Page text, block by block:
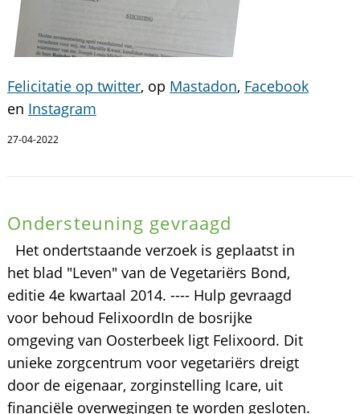
Felicitatie op twitter, op Mastadon, Facebook
en Instagram
27-04-2022
Ondersteuning gevraagd
Het ondertstaande verzoek is geplaatst in
het blad "Leven" van de Vegetariërs Bond,
editie 4e kwartaal 2014. ---- Hulp gevraagd
voor behoud FelixoordIn de bosrijke
omgeving van Oosterbeek ligt Felixoord. Dit
unieke zorgcentrum voor vegetariërs dreigt
door de eigenaar, zorginstelling Icare, uit
financiële overwegingen te worden gesloten.